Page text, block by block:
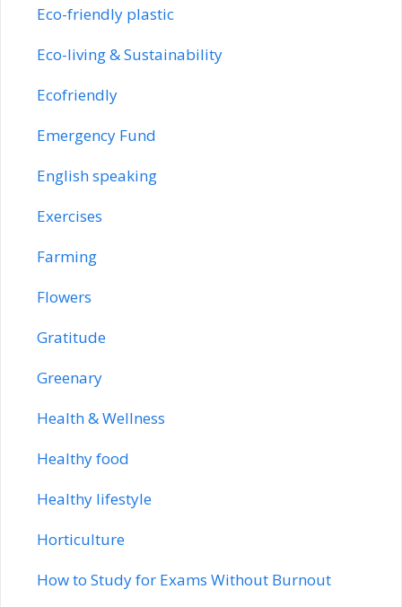
Eco-friendly plastic
Eco-living & Sustainability
Ecofriendly
Emergency Fund
English speaking
Exercises
Farming
Flowers
Gratitude
Greenary
Health & Wellness
Healthy food
Healthy lifestyle
Horticulture
How to Study for Exams Without Burnout